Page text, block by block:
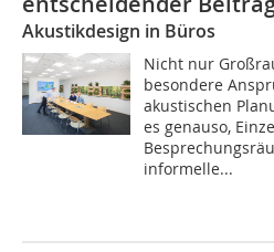
Akustikdesign in Büros
Nicht nur
besondere
akustischen
es genauso,
informelle...